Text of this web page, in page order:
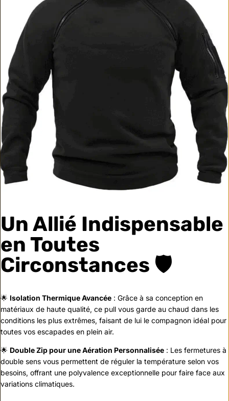
Un Allié Indispensable
en Toutes
Circonstances 🛡️
🌟 Isolation Thermique Avancée : Grâce à sa conception en
matériaux de haute qualité, ce pull vous garde au chaud dans les
conditions les plus extrêmes, faisant de lui le compagnon idéal pour
toutes vos escapades en plein air.
🌟 Double Zip pour une Aération Personnalisée : Les fermetures à
double sens vous permettent de réguler la température selon vos
besoins, offrant une polyvalence exceptionnelle pour faire face aux
variations climatiques.